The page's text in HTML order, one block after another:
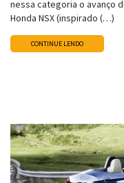
nessa categoria o avanço
Honda NSX (inspirado (…)
CONTINUE LENDO